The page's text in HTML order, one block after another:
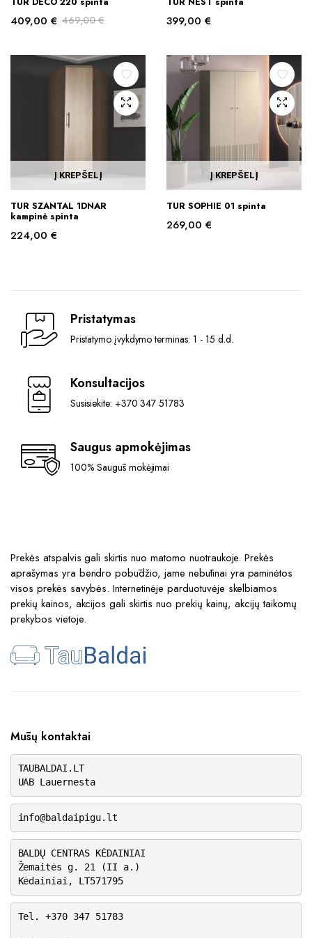
469,00€
409,00 €
399,00 €
Į KREPŠELĮ
TUR SZANTAL 1DNAR
kampinė spinta
224,00 €
Į KREPŠELĮ
TUR SOPHIE 01 spinta
269,00 €
Pristatymas
Pristatymo įvykdymo terminas: 1 - 15 d.d.
Konsultacijos
Susisiekite: +370 347 51783
Saugus apmokėjimas
100% Saugūs mokėjimai
Prekės atspalvis gali skirtis nuo matomo nuotraukoje. Prekės
aprašymas yra bendro pobūdžio, jame nebūtinai yra paminėtos
visos prekės savybės. Internetinėje parduotuvėje skelbiamos
prekių kainos, akcijos gali skirtis nuo prekių kainų, akcijų taikomų
prekybos vietoje.
Mūsų kontaktai
TAUBALDAI.LT
UAB Lauernesta
info@baldaipigu.lt
BALDŲ CENTRAS KĖDAINIAI
Žemaitės g. 21 (II a.)
Kėdainiai, LT571795
Tel. +370 347 51783